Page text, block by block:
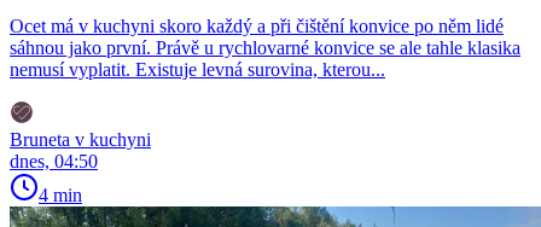
Ocet má v kuchyni skoro každý a při čištění konvice po něm lidé
sáhnou jako první. Právě u rychlovarné konvice se ale tahle klasika
nemusí vyplatit. Existuje levná surovina, kterou...
Bruneta v kuchyni
dnes, 04:50
4 min